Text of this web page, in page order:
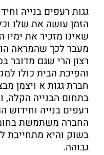
גגות רעפים בנייה
הזמן עושה את שלו
שאינו מזכיר את ימיו
מעבר לכך שהמראה
רצון הרי שגם מדובר
והפיכת הבית כולו
חברת גגות א ויצמן
בתחום הבנייה הקלה,
רעפים בנייה
החברה משתמשת
בשוק והיא מתחייבת
גבוהה.